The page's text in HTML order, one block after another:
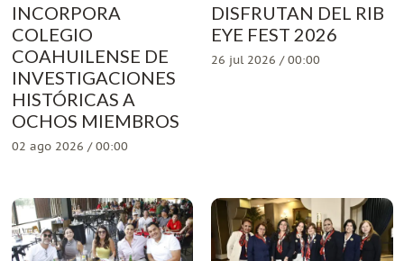
INCORPORA
COLEGIO
COAHUILENSE DE
INVESTIGACIONES
HISTÓRICAS A
OCHOS MIEMBROS
02 ago 2026 / 00:00
DISFRUTAN DEL RIB
EYE FEST 2026
26 jul 2026 / 00:00